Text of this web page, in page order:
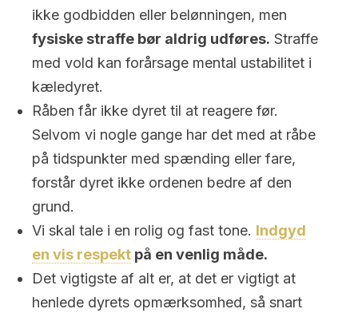
ikke godbidden eller belønningen, men
fysiske straffe bør aldrig udføres. Straffe
med vold kan forårsage mental ustabilitet i
kæledyret.
Råben får ikke dyret til at reagere før.
Selvom vi nogle gange har det med at råbe
på tidspunkter med spænding eller fare,
forstår dyret ikke ordenen bedre af den
grund.
Vi skal tale i en rolig og fast tone. Indgyd
en vis respekt på en venlig måde.
Det vigtigste af alt er, at det er vigtigt at
henlede dyrets opmærksomhed, så snart